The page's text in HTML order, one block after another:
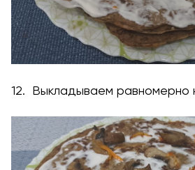
12. Выкладываем равномерно